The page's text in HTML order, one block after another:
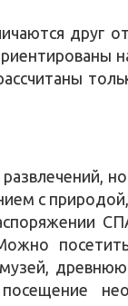
друг
с